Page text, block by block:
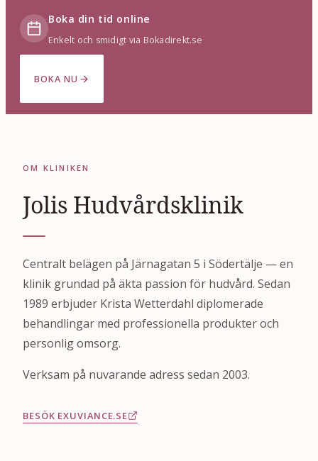
Boka din tid online
Enkelt och smidigt via Bokadirekt.se
BOKA NU
OM KLINIKEN
Jolis Hudvårdsklinik
Centralt belägen på Järnagatan 5 i Södertälje — en
klinik grundad på äkta passion för hudvård. Sedan
1989 erbjuder Krista Wetterdahl diplomerade
behandlingar med professionella produkter och
personlig omsorg.
Verksam på nuvarande adress sedan 2003.
BESÖK EXUVIANCE.SE